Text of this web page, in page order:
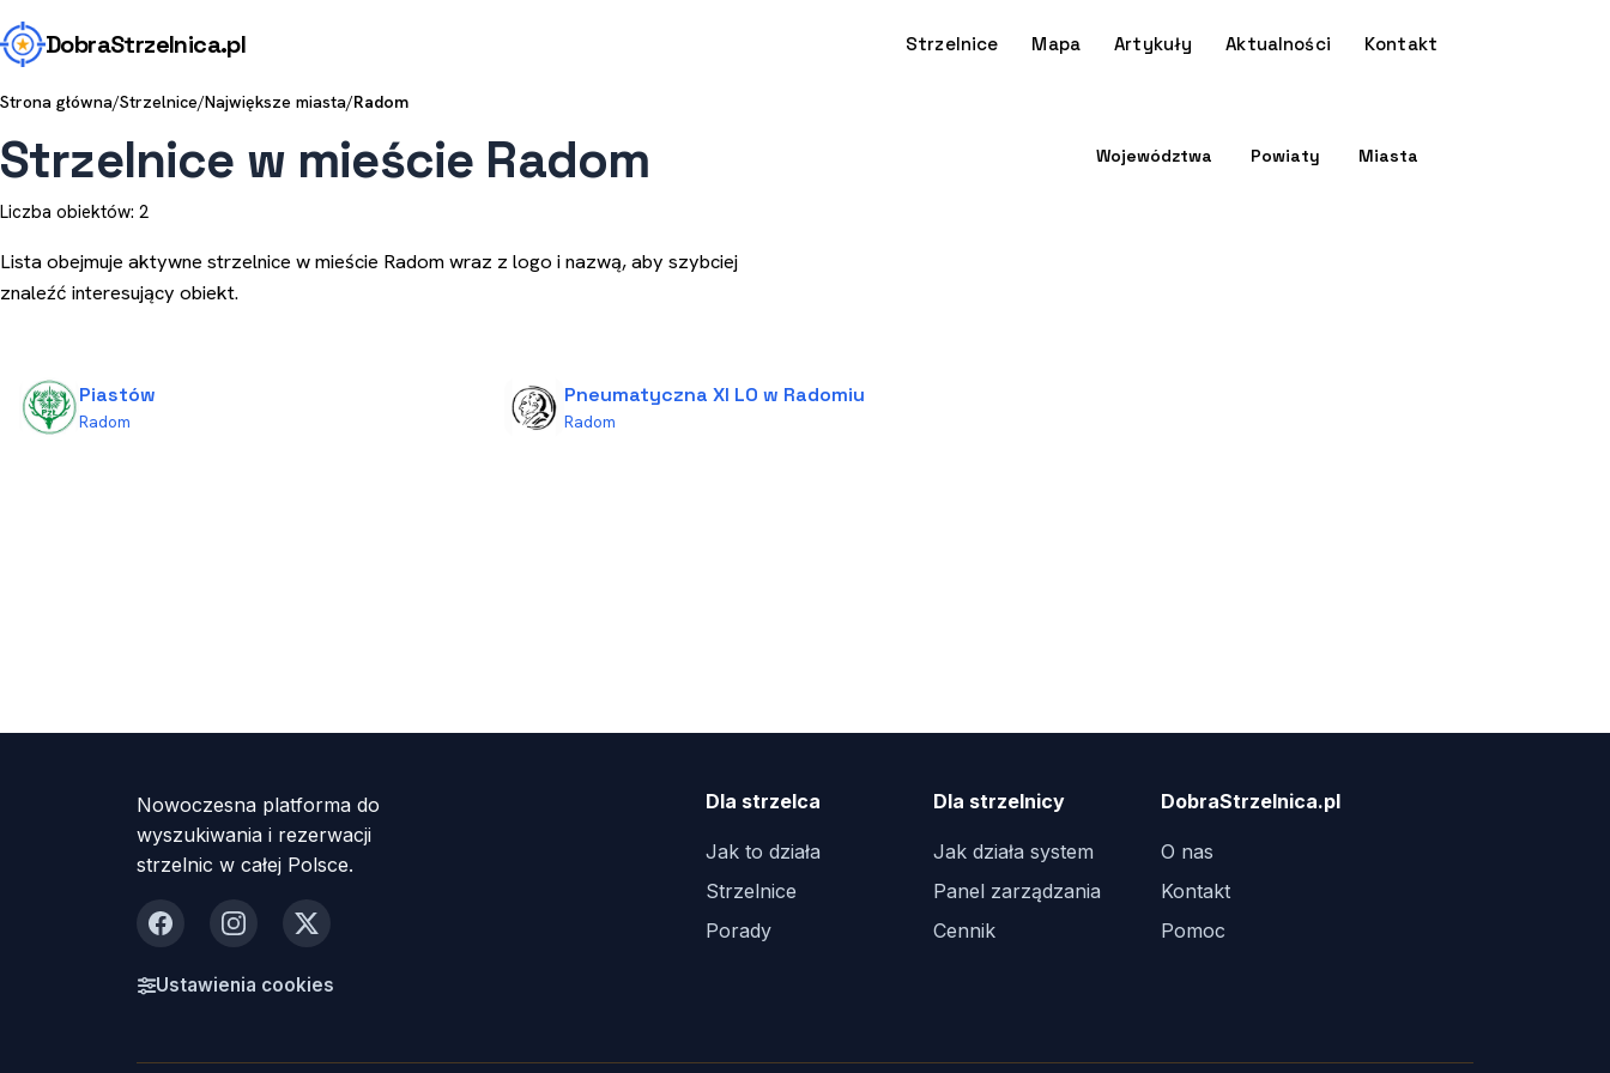
DobraStrzelnica.pl Strzelnice Mapa Artykuły Aktualności Kontakt
Strona główna/Strzelnice/Największe miasta/Radom
Strzelnice w mieście Radom
Liczba obiektów: 2
Lista obejmuje aktywne strzelnice w mieście Radom wraz z logo i nazwą, aby szybciej
znaleźć interesujący obiekt.
Województwa Powiaty Miasta
Piastów
Radom
Pneumatyczna XI LO w Radomiu
Radom
Nowoczesna platforma do
wyszukiwania i rezerwacji
strzelnic w całej Polsce.
FacebookInstagram
X
Ustawienia cookies
Dla strzelca
Jak to działa
Strzelnice
Porady
Dla strzelnicy
Jak działa system
Panel zarządzania
Cennik
DobraStrzelnica.pl
O nas
Kontakt
Pomoc